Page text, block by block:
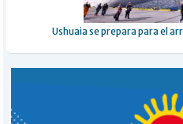
Ushuaia se prepara para el